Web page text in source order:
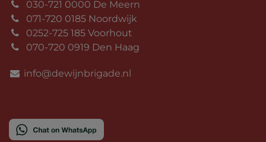
030-721 0000 De Meern
071-720 0185 Noordwijk
0252-725 185 Voorhout
070-720 0919 Den Haag
info@dewijnbrigade.nl